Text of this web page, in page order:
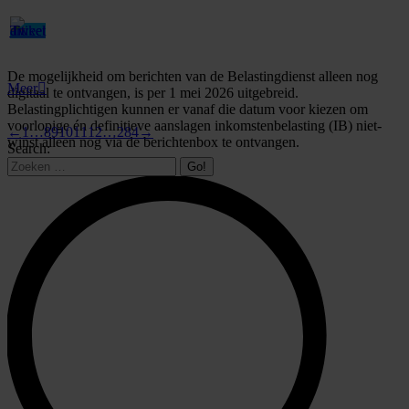
De mogelijkheid om berichten van de Belastingdienst alleen nog
digitaal te ontvangen, is per 1 mei 2026 uitgebreid.
Belastingplichtigen kunnen er vanaf die datum voor kiezen om
voorlopige én definitieve aanslagen inkomstenbelasting (IB) niet-
winst alleen nog via de berichtenbox te ontvangen.
Meer
←1…891011 12…284→
Search: